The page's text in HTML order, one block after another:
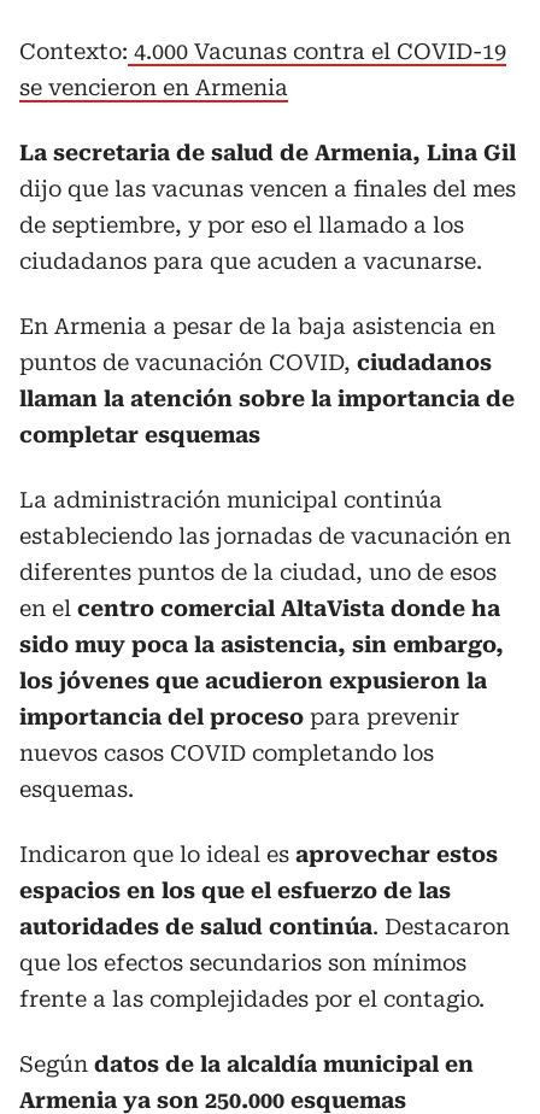
Contexto: 4.000 Vacunas contra el COVID-19
se vencieron en Armenia
La secretaria de salud de Armenia, Lina Gil
dijo que las vacunas vencen a finales del mes
de septiembre, y por eso el llamado a los
ciudadanos para que acuden a vacunarse.
En Armenia a pesar de la baja asistencia en
puntos de vacunación COVID, ciudadanos
llaman la atención sobre la importancia de
completar esquemas
La administración municipal continúa
estableciendo las jornadas de vacunación en
diferentes puntos de la ciudad, uno de esos
en el centro comercial AltaVista donde ha
sido muy poca la asistencia, sin embargo,
los jóvenes que acudieron expusieron la
importancia del proceso para prevenir
nuevos casos COVID completando los
esquemas.
Indicaron que lo ideal es aprovechar estos
espacios en los que el esfuerzo de las
autoridades de salud continúa. Destacaron
que los efectos secundarios son mínimos
frente a las complejidades por el contagio.
Según datos de la alcaldía municipal en
Armenia ya son 250.000 esquemas